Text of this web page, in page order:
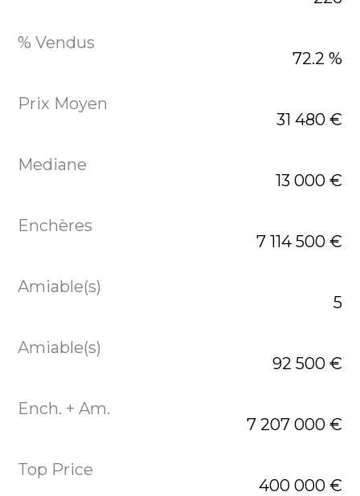
72.2 %
31 480 €
13 000 €
7 114 500 €
5
92 500 €
7 207 000 €
400 000 €